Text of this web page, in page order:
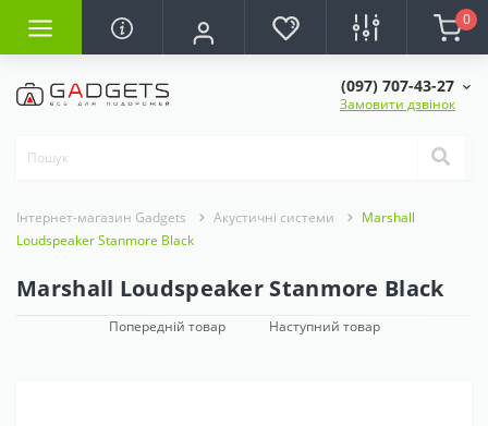
0
(097) 707-43-27
Замовити дзвінок
Інтернет-магазин Gadgets Акустичні системи
Marshall
Loudspeaker Stanmore Black
Marshall Loudspeaker Stanmore Black
Попередній товар Наступний товар